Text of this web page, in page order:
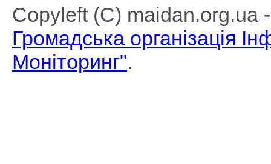
Copyleft (C) maidan.org.ua
Громадська організація
Моніторинг".